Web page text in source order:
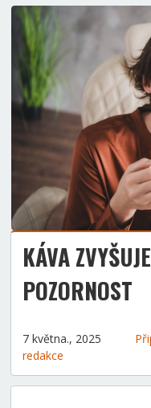
KÁVA ZVYŠUJE
POZORNOST
7 května., 2025
redakce